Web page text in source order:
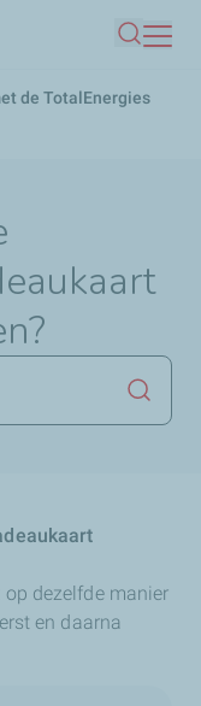
Zoeken
de TotalEnergies
op dezelfde manier
en daarna